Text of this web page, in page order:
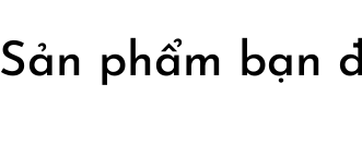
Sản phẩm bạn